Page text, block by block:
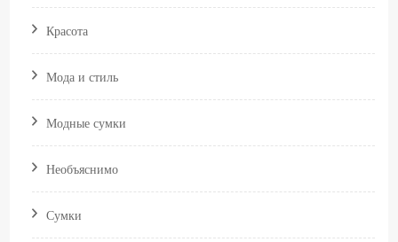
Красота
Мода и стиль
Модные сумки
Необъяснимо
Сумки